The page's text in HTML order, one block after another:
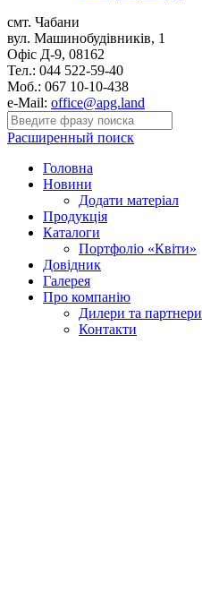
смт. Чабани
вул. Машинобудівників, 1
Офіс Д-9, 08162
Тел.: 044 522-59-40
Моб.: 067 10-10-438
e-Mail: office@apg.land
Расширенный поиск
Головна
Новини
Додати матеріал
Продукція
Каталоги
Портфоліо «Квіти»
Довідник
Галерея
Про компанію
Дилери та партнери
Контакти